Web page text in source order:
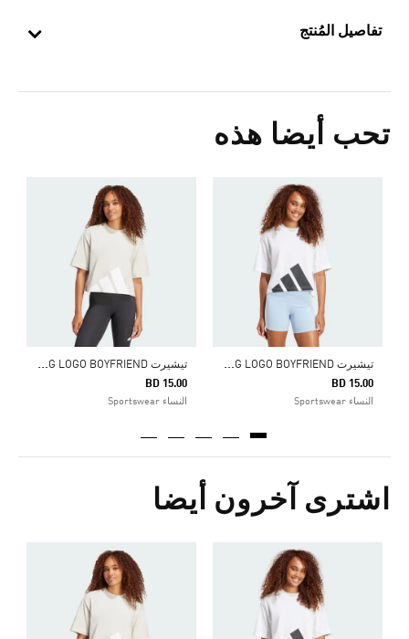
تفاصيل المُنتج
تحب أيضا هذه
ت
يشيرت ESSENTIALS BIG LOGO BOYFRIEND
BD 15.00
النساء Sportswear
ت
يشيرت ESSENTIALS BIG LOGO BOYFRIEND
BD 15.00
النساء Sportswear
اشترى آخرون أيضا